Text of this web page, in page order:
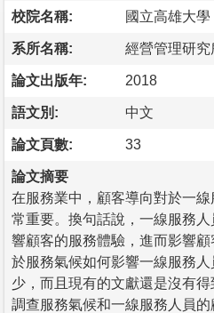
校院名稱: 國立高雄大學
系所名稱: 經營管理研究
論文出版年: 2018
語文別: 中文
論文頁數: 33
論文摘要
在服務業中，顧客導向對於一
常重要。換句話說，一線服務
響顧客的服務體驗，進而影響
於服務氣候如何影響一線服務
少，而且現有的文獻還是沒有
調查服務氣候和一線服務人員